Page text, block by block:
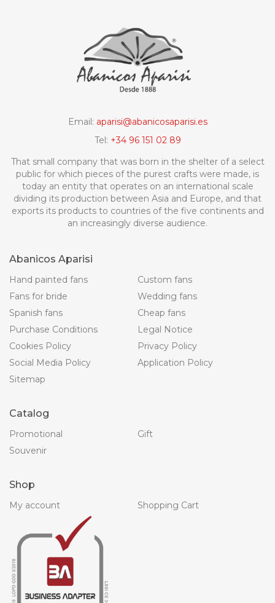
Email: aparisi@abanicosaparisi.es
Tel: +34 96 151 02 89
That small company that was born in the shelter of a select
public for which pieces of the purest crafts were made, is
today an entity that operates on an international scale
dividing its production between Asia and Europe, and that
exports its products to countries of the five continents and
an increasingly diverse audience.
Abanicos Aparisi
Hand painted fans
Custom fans
Fans for bride
Wedding fans
Spanish fans
Cheap fans
Purchase Conditions
Legal Notice
Cookies Policy
Privacy Policy
Social Media Policy
Application Policy
Sitemap
Catalog
Promotional
Gift
Souvenir
Shop
My account Shopping Cart